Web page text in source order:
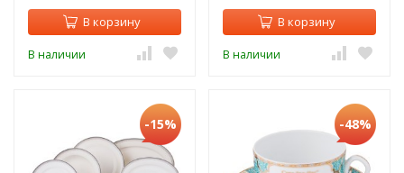
В корзину
В наличии
В корзину
В наличии
-15% -48%